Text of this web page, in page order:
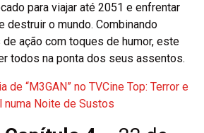
para viajar até 2051 e enfrentar
destruir o mundo. Combinando
ação com toques de humor, este
todos na ponta dos seus assentos.
de “M3GAN” no TVCine Top: Terror e
Noite de Sustos